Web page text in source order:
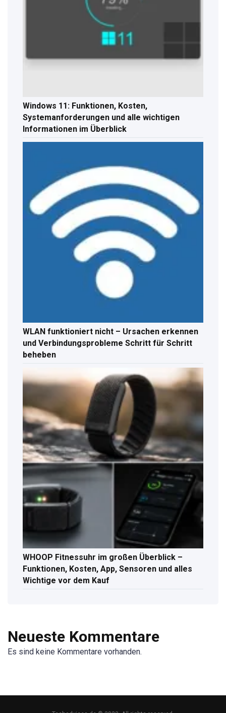
Windows 11: Funktionen, Kosten,
Systemanforderungen und alle wichtigen
Informationen im Überblick
WLAN funktioniert nicht – Ursachen erkennen
und Verbindungsprobleme Schritt für Schritt
beheben
WHOOP Fitnessuhr im großen Überblick –
Funktionen, Kosten, App, Sensoren und alles
Wichtige vor dem Kauf
Neueste Kommentare
Es sind keine Kommentare vorhanden.